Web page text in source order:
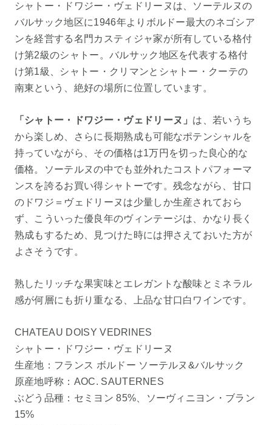
シャトー・ドワジー・ヴェドリーヌは、ソーテルヌの
バルサック地区に1946年よりボルドー最大のネゴシア
ンを経営する名門カスティジャ家が所有している格付
け第2級のシャトー。バルサック地区を代表する格付
け第1級、シャトー・クリマンとシャトー・クーテの
南東という、絶好の場所に位置しています。
「シャトー・ドワジー・ヴェドリーヌ」 は、若いうち
から楽しめ、さらに長期熟成も可能なポテンシャルを
持っていながら、その価格は1万円を切った良心的な
価格。ソーテルヌの中でも並外れたコストパフォーマ
ンスを誇るお買い得シャトーです。残念ながら、甘口
のドワジ＝ヴェドリーヌは少量しか生産されておら
ず、こういった優良年のヴィンテージは、かなり長く
熟成もするため、見つけた時には押さえておいた方が
よさそうです。
熟したリッチな果実味とエレガントな酸味とミネラル
感が何層にも折り重なる、上品な甘口白ワインです。
CHATEAU DOISY VEDRINES
シャトー・ドワジー・ヴェドリーヌ
生産地：フランス ボルドー ソーテルヌ&バルサック
原産地呼称：AOC. SAUTERNES
ぶどう品種：セミヨン 85%、ソーヴィニヨン・ブラン
15%